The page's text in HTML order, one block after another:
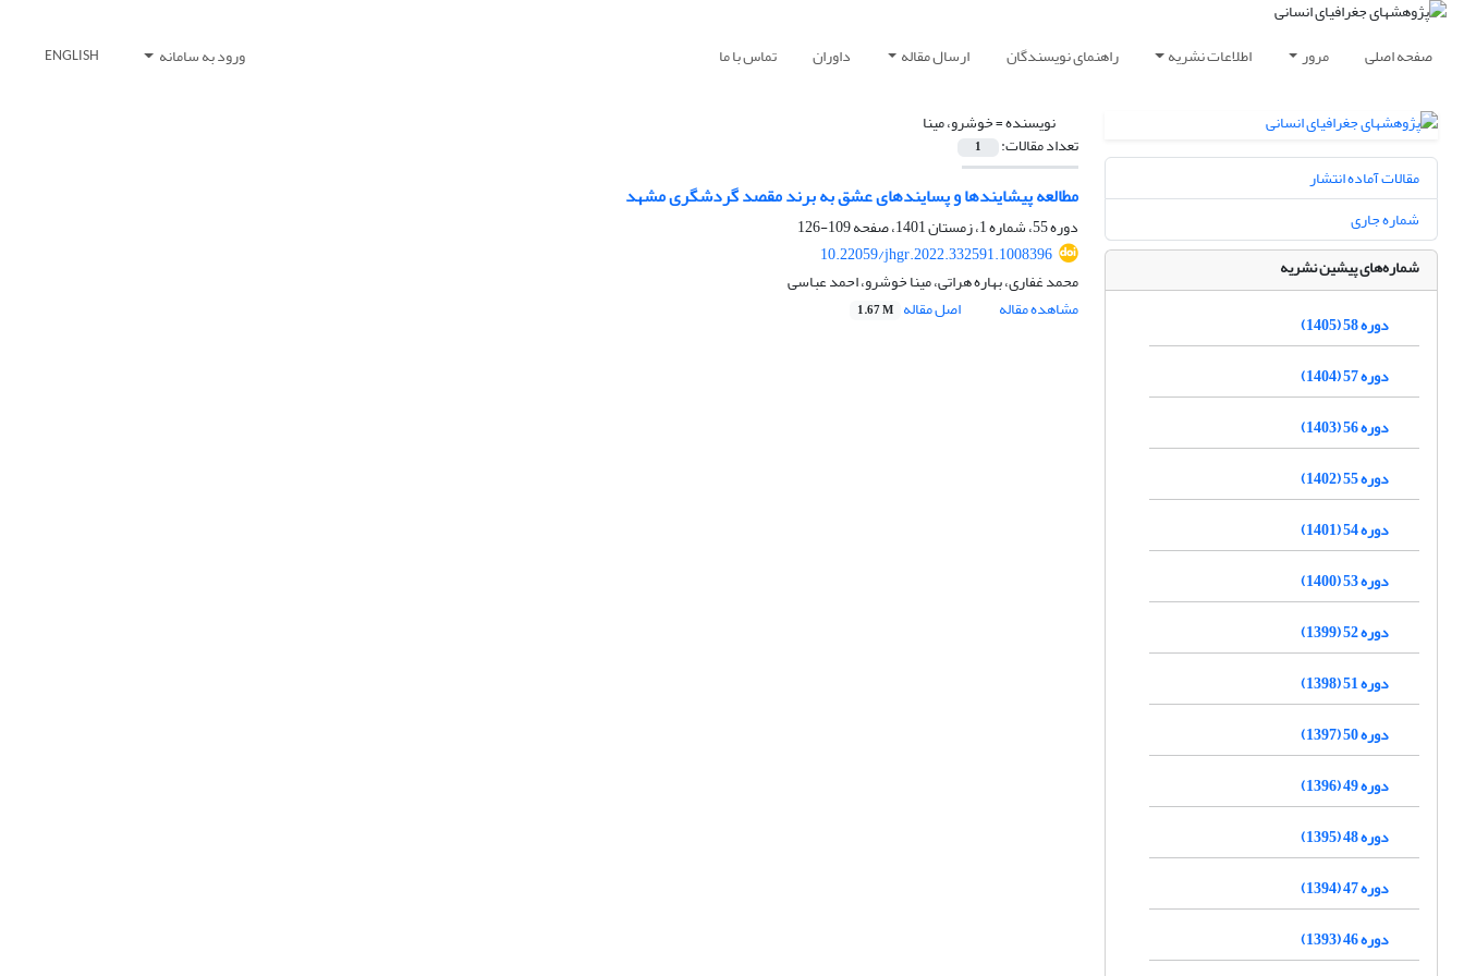
صفحه اصلی مرور اطلاعات نشریه راهنمای نویسندگان ارسال مقاله داوران تماس با ما ورود به سامانه ENGLISH
نویسنده =خوشرو، مینا
تعداد مقالات: 1
مطالعه پیشایندها و پسایندهای عشق به برند مقصد گردشگری مشهد
دوره 55، شماره 1، زمستان 1401، صفحه
109-126
10.22059/jhgr.2022.332591.1008396
محمد غفاری، بهاره هراتی، مینا خوشرو، احمد عباسی
مشاهده مقاله
اصل مقاله 1.67 M
مقالات آماده انتشار
شماره جاری
شماره‌های پیشین نشریه
دوره 58 (1405)
دوره 57 (1404)
دوره 56 (1403)
دوره 55 (1402)
دوره 54 (1401)
دوره 53 (1400)
دوره 52 (1399)
دوره 51 (1398)
دوره 50 (1397)
دوره 49 (1396)
دوره 48 (1395)
دوره 47 (1394)
دوره 46 (1393)